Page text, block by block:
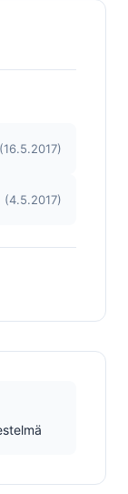
(16.5.2017)
(4.5.2017)